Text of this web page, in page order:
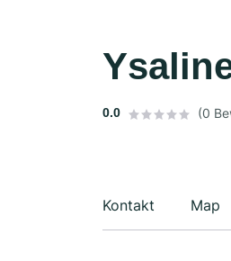
0.0 (0
Kontakt Map